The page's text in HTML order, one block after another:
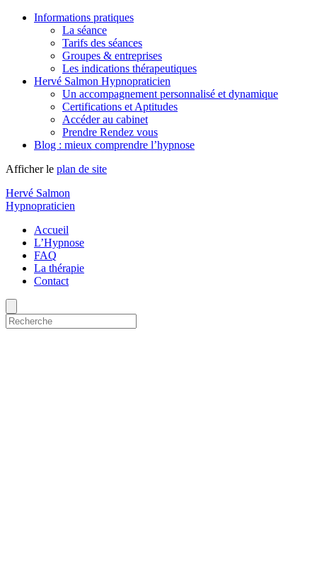
Informations pratiques
La séance
Tarifs des séances
Groupes & entreprises
Les indications thérapeutiques
Hervé Salmon Hypnopraticien
Un accompagnement personnalisé et dynamique
Certifications et Aptitudes
Accéder au cabinet
Prendre Rendez vous
Blog : mieux comprendre l’hypnose
Afficher le plan de site
Hervé Salmon
Hypnopraticien
Accueil
L’Hypnose
FAQ
La thérapie
Contact